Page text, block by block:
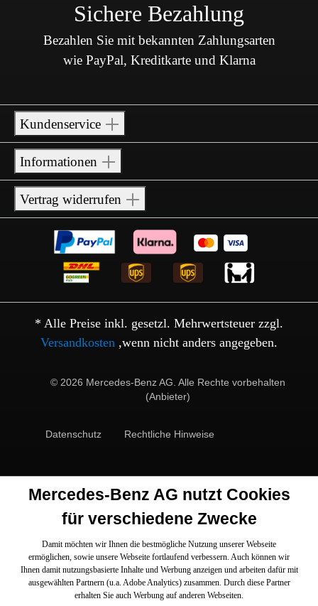
Sichere Bezahlung
Bezahlen Sie mit bekannten Zahlungsarten
wie PayPal, Kreditkarte und Klarna
Kundenservice
Informationen
Vertrag widerrufen
* Alle Preise inkl. gesetzl. Mehrwertsteuer zzgl.
Versandkosten ,wenn nicht anders angegeben.
© 2026 Mercedes-Benz AG. Alle Rechte vorbehalten
(Anbieter)
Datenschutz Rechtliche Hinweise
Mercedes-Benz AG nutzt Cookies
für verschiedene Zwecke
Damit möchten wir Ihnen die bestmögliche Nutzung unserer Webseite
ermöglichen, sowie unsere Webseite fortlaufend verbessern. Auch können wir
Ihnen damit nutzungsbasierte Inhalte und Werbung anzeigen und arbeiten dafür mit
ausgewählten Partnern (u.a. Adobe Analytics) zusammen. Durch diese Partner
erhalten Sie auch Werbung auf anderen Webseiten.